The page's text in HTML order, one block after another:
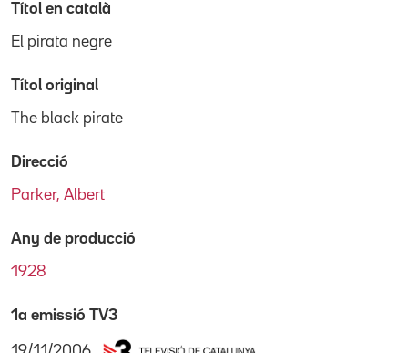
Títol en català
El pirata negre
Títol original
The black pirate
Direcció
Parker, Albert
Any de producció
1928
1a emissió TV3